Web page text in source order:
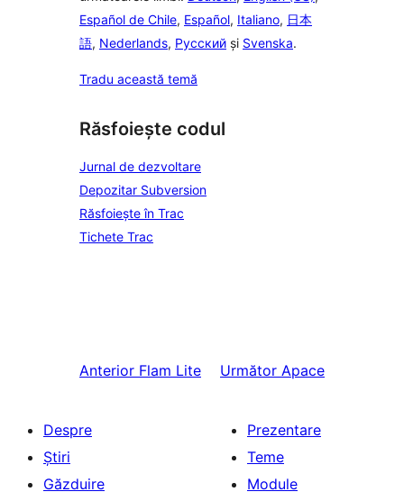
Español de Chile, Español, Italiano, 日本
語, Nederlands, Русский și Svenska.
Tradu această temă
Răsfoiește codul
Jurnal de dezvoltare
Depozitar Subversion
Răsfoiește în Trac
Tichete Trac
Anterior Flam Lite Următor Apace
Despre
Știri
Găzduire
Prezentare
Teme
Module